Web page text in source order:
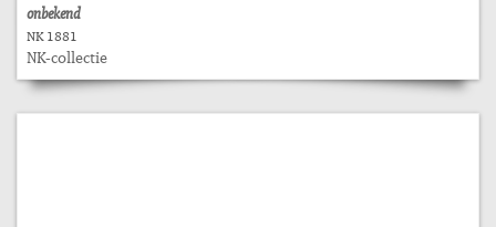
onbekend
NK 1881
NK-collectie